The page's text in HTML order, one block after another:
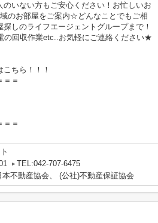
いない方もご安心ください！お忙しいお
のお部屋をご案内☆どんなことでもご相
しのライフエージェントグループまで！
の回収作業etc..お気軽にご連絡ください★
ちら！！！
＝＝
＝＝
TEL:042-707-6475
本不動産協会、 (公社)不動産保証協会